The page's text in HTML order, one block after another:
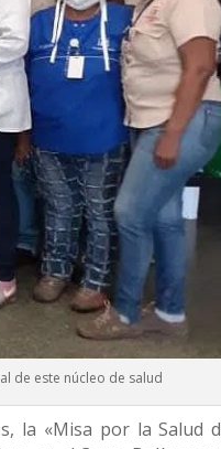
de este núcleo de salud
la «Misa por la Salud